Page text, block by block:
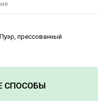
прессованный
СПОСОБЫ